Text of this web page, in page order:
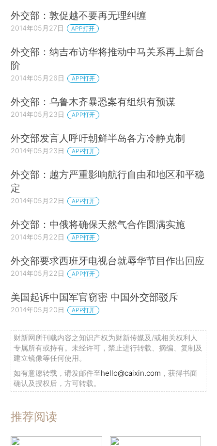
外交部：敦促越不要再无理纠缠
2014年05月27日 APP打开
外交部：纳吉布访华将推动中马关系再上新台
阶
2014年05月26日 APP打开
外交部：乌鲁木齐暴恐案有组织有预谋
2014年05月23日 APP打开
外交部发言人呼吁朝鲜半岛各方冷静克制
2014年05月23日 APP打开
外交部：越方严重影响航行自由和地区和平稳
定
2014年05月22日 APP打开
外交部：中俄将确保天然气合作圆满实施
2014年05月22日 APP打开
外交部要求西班牙电视台就辱华节目作出回应
2014年05月22日 APP打开
美国起诉中国军官窃密 中国外交部驳斥
2014年05月20日 APP打开
财新网所刊载内容之知识产权为财新传媒及/或相关权利人
专属所有或持有。未经许可，禁止进行转载、摘编、复制及
建立镜像等任何使用。
如有意愿转载，请发邮件至hello@caixin.com ，获得书面
确认及授权后，方可转载。
推荐阅读